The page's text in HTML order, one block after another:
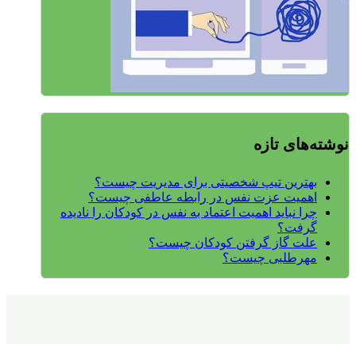
نوشته‌های تازه
بهترین تیپ شخصیتی برای مدیریت چیست؟
اهمیت عزت نفس در رابطه عاطفی چیست؟
چرا نباید اهمیت اعتماد به نفس در کودکان را نادیده
گرفت؟
علت گاز گرفتن کودکان چیست؟
مهرطلبی چیست؟